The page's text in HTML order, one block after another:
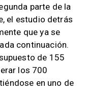
parte de la
el estudio detrás
que ya se
continuación.
de 155
los 700
en uno de